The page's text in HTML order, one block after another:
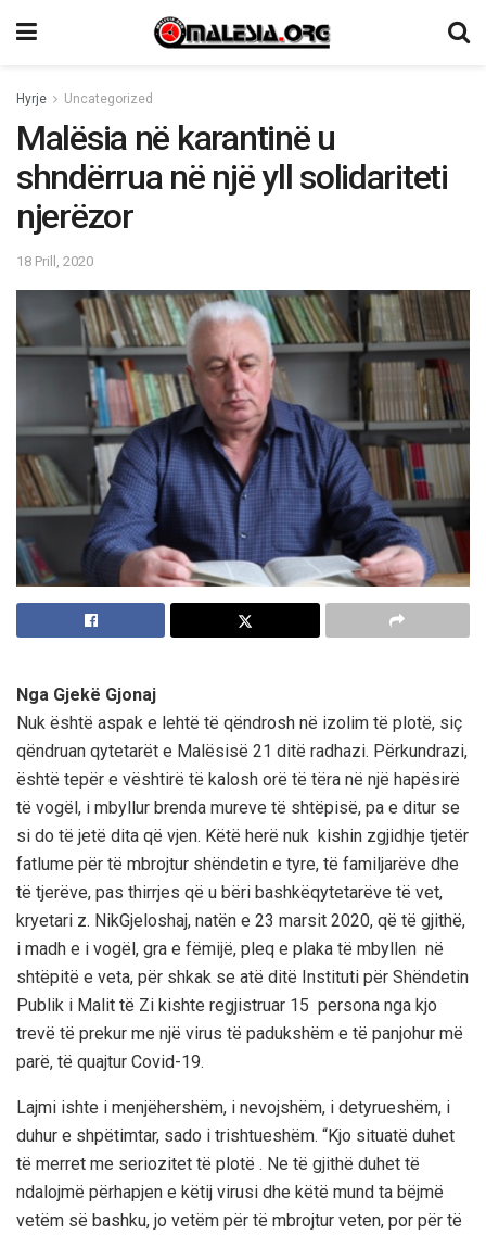
Hyrje Uncategorized
Malësia në karantinë u
shndërrua në një yll solidariteti
njerëzor
18 Prill, 2020
Nga Gjekë Gjonaj
Nuk është aspak e lehtë të qëndrosh në izolim të plotë, siç
qëndruan qytetarët e Malësisë 21 ditë radhazi. Përkundrazi,
është tepër e vështirë të kalosh orë të tëra në një hapësirë
të vogël, i mbyllur brenda mureve të shtëpisë, pa e ditur se
si do të jetë dita që vjen. Këtë herë nuk kishin zgjidhje tjetër
fatlume për të mbrojtur shëndetin e tyre, të familjarëve dhe
të tjerëve, pas thirrjes që u bëri bashkëqytetarëve të vet,
kryetari z. NikGjeloshaj, natën e 23 marsit 2020, që të gjithë,
i madh e i vogël, gra e fëmijë, pleq e plaka të mbyllen në
shtëpitë e veta, për shkak se atë ditë Instituti për Shëndetin
Publik i Malit të Zi kishte regjistruar 15 persona nga kjo
trevë të prekur me një virus të padukshëm e të panjohur më
parë, të quajtur Covid-19.
Lajmi ishte i menjëhershëm, i nevojshëm, i detyrueshëm, i
duhur e shpëtimtar, sado i trishtueshëm. “Kjo situatë duhet
të merret me seriozitet të plotë . Ne të gjithë duhet të
ndalojmë përhapjen e këtij virusi dhe këtë mund ta bëjmë
vetëm së bashku, jo vetëm për të mbrojtur veten, por për të